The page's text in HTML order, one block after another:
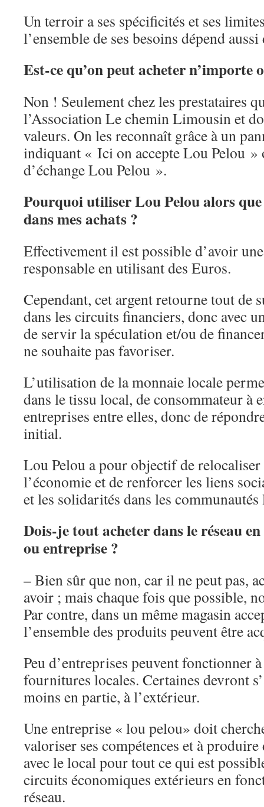
Un terroir a ses spécificités et ses
l’ensemble de ses besoins dépend
Est-ce qu’on peut acheter n’importe
Non ! Seulement chez les prestataires
l’Association Le chemin Limousin et
valeurs. On les reconnaît grâce à un
indiquant « Ici on accepte Lou Pelou
d’échange Lou Pelou ».
Pourquoi utiliser Lou Pelou alors
dans mes achats ?
Effectivement il est possible d’avoir
responsable en utilisant des Euros.
Cependant, cet argent retourne tout de
dans les circuits financiers, donc avec
de servir la spéculation et/ou de
ne souhaite pas favoriser.
L’utilisation de la monnaie locale
dans le tissu local, de consommateur à
entreprises entre elles, donc de
initial.
Lou Pelou a pour objectif de
l’économie et de renforcer les liens
et les solidarités dans les communautés
Dois-je tout acheter dans le réseau
ou entreprise ?
– Bien sûr que non, car il ne peut pas,
avoir ; mais chaque fois que possible,
Par contre, dans un même magasin
l’ensemble des produits peuvent être
Peu d’entreprises peuvent fonctionner
fournitures locales. Certaines devront
moins en partie, à l’extérieur.
Une entreprise « lou pelou» doit
valoriser ses compétences et à
avec le local pour tout ce qui est
circuits économiques extérieurs en
réseau.